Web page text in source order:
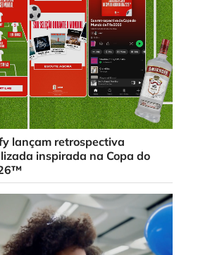
lançam retrospectiva
inspirada na Copa do